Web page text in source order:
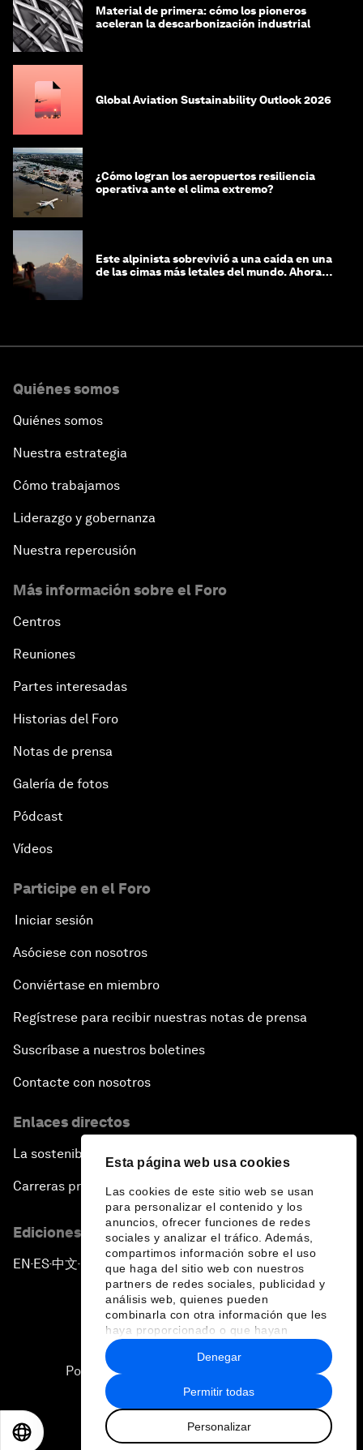
Esta página web usa cookies
Las cookies de este sitio web se usan
para personalizar el contenido y los
anuncios, ofrecer funciones de redes
sociales y analizar el tráfico. Además,
compartimos información sobre el uso
que haga del sitio web con nuestros
partners de redes sociales, publicidad y
análisis web, quienes pueden
combinarla con otra información que les
haya proporcionado o que hayan
recopilado a partir del uso que haya
hecho de sus servicios.
Permitir todas
Personalizar
Denegar
Material de primera: cómo los pioneros
aceleran la descarbonización industrial
Global Aviation Sustainability Outlook 2026
¿Cómo logran los aeropuertos resiliencia
operativa ante el clima extremo?
Este alpinista sobrevivió a una caída en una
de las cimas más letales del mundo. Ahora
Quiénes somos
Quiénes somos
Nuestra estrategia
Cómo trabajamos
Liderazgo y gobernanza
Nuestra repercusión
Más información sobre el Foro
Centros
Reuniones
Partes interesadas
Historias del Foro
Notas de prensa
Galería de fotos
Pódcast
Vídeos
Participe en el Foro
Iniciar sesión
Asóciese con nosotros
Conviértase en miembro
Regístrese para recibir nuestras notas de prensa
Suscríbase a nuestros boletines
Contacte con nosotros
Enlaces directos
La sostenibilidad en el Foro
Carreras profesionales
Ediciones en otros idiomas
EN ▪ES▪中文▪ 日本語
Política de privacidad y normas de uso
Sitemap
2026 Foro Económico Mundial